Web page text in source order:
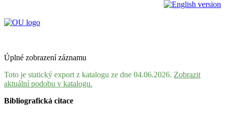
Úplné zobrazení záznamu
Toto je statický export z katalogu ze dne 04.06.2026. Zobrazit
aktuální podobu v katalogu.
Bibliografická citace